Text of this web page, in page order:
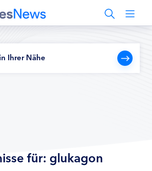
Ihrer Nähe
für: glukagon